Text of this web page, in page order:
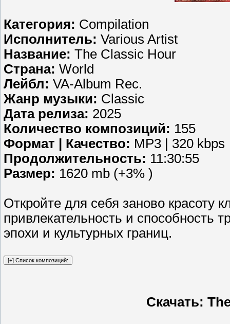
Категория: Compilation
Исполнитель: Various Artist
Название: The Classic Hour
Страна: World
Лейбл: VA-Album Rec.
Жанр музыки: Classic
Дата релиза: 2025
Количество композиций: 155
Формат | Качество: MP3 | 320 kbps
Продолжительность: 11:30:55
Размер: 1620 mb (+3% )
Откройте для себя заново красоту
привлекательность и способность
эпохи и культурных границ.
Скачать: